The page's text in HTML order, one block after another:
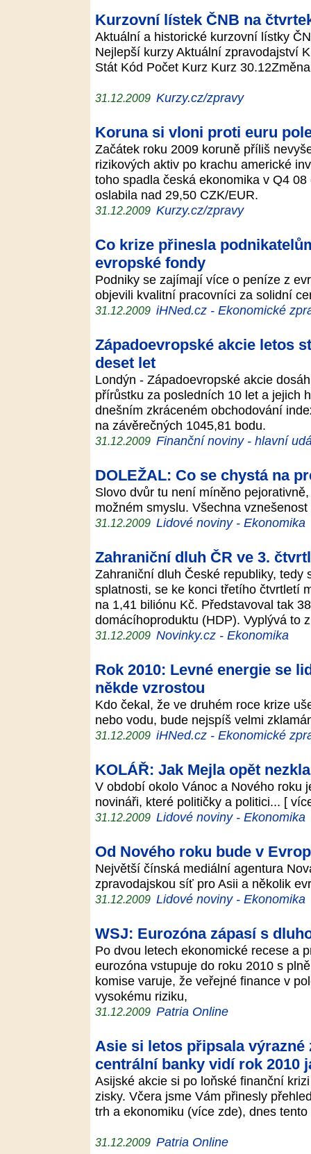
Kurzovní lístek ČNB na
Aktuální a historické kurzovní lístky
Nejlepší kurzy Aktuální zpravodajství
Stát Kód Počet Kurz Kurz
31.12.2009 Kurzy.cz/zpravy
Koruna si vloni proti euru
Začátek roku 2009 koruně příliš
rizikových aktiv po krachu americké
toho spadla česká ekonomika v Q4
oslabila nad 29,50 CZK/EUR.
31.12.2009 Kurzy.cz/zpravy
Co krize přinesla
evropské fondy
Podniky se zajímají více o peníze z
objevili kvalitní pracovníci za solidní
31.12.2009 iHNed.cz - Ekonomické
Západoevropské akcie letos
deset let
Londýn - Západoevropské akcie
přírůstku za posledních 10 let a jejich
dnešním zkráceném obchodování
na závěrečných 1045,81 bodu.
31.12.2009 Finanční noviny - hlavní
DOLEŽAL: Co se chystá na
Slovo dvůr tu není míněno
možném smyslu. Všechna
31.12.2009 Lidové noviny - Ekonomika
Zahraniční dluh ČR ve 3.
Zahraniční dluh České republiky, tedy
splatnosti, se ke konci třetího čtvrtletí
na 1,41 biliónu Kč. Představoval tak
domácíhoproduktu (HDP). Vyplývá to
31.12.2009 Novinky.cz - Ekonomika
Rok 2010: Levné energie se
někde vzrostou
Kdo čekal, že ve druhém roce krize
nebo vodu, bude nejspíš velmi
31.12.2009 iHNed.cz - Ekonomické
KOLÁŘ: Jak Mejla opět
V období okolo Vánoc a Nového roku
novináři, které političky a politici... [
31.12.2009 Lidové noviny - Ekonomika
Od Nového roku bude v
Největší čínská mediální agentura
zpravodajskou síť pro Asii a několik
31.12.2009 Lidové noviny - Ekonomika
WSJ: Eurozóna zápasí s
Po dvou letech ekonomické recese a
eurozóna vstupuje do roku 2010 s
komise varuje, že veřejné finance v
vysokému riziku,
31.12.2009 Patria Online
Asie si letos připsala výrazné
centrální banky vidí rok 2010
Asijské akcie si po loňské finanční
zisky. Včera jsme Vám přinesly
trh a ekonomiku (více zde), dnes
31.12.2009 Patria Online